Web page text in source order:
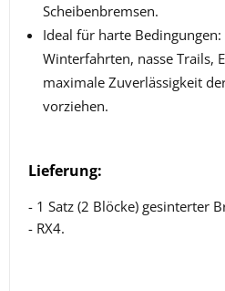
Scheibenbremsen.
Ideal für harte
Winterfahrten, nasse Trails,
maximale Zuverlässigkeit
vorziehen.
Lieferung:
- 1 Satz (2 Blöcke) gesinterter
- RX4.